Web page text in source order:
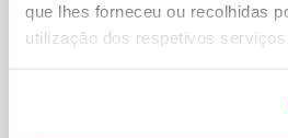
que lhes forneceu ou recolhidas
utilização dos respetivos serviços.